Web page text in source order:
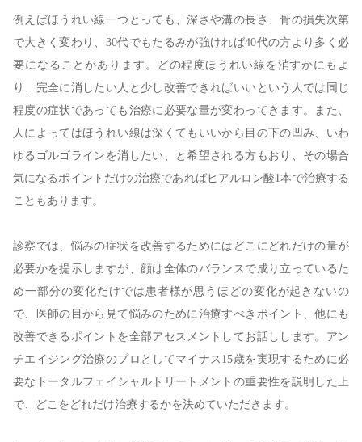
例えばほうれい線一つとっても、深さや溝の長さ、骨の損失次第
で大きく変わり、30代でもたるみが強ければ40代の方より多く必
要になることがあります。どの程度ほうれい線を消すかにもよ
り、完全に消したい人と少し改善できればいいという人では同じ
程度の症状であっても治療に必要な量が変わってきます。また、
人によってはほうれい線は深くてもいいから目の下の凹み、いわ
ゆるゴルゴラインを消したい、と希望される方もおり、その場合
気になるポイントだけの治療であればヒアルロン酸1本で治療する
こともあります。
診察では、悩みの症状を改善するためにはどこにどれだけの量が
必要かを提示しますが、顔は全体のバランスで成り立っているた
め一部分の変化だけでは患者様が思うほどの変化が起きないの
で、医師の目から見て悩みのために治療すべきポイント、他にも
改善できるポイントを全部アセスメントしてお話しします。アン
チエイジング治療のプロとしてマイナス15歳を実現するために必
要なトータルフェイシャルトリートメントの重要性を説明した上
で、どこをどれだけ治療するかを決めていただきます。